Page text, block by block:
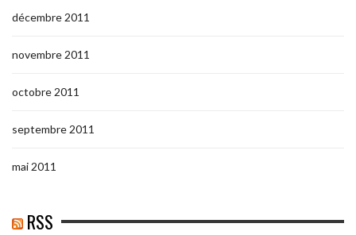
décembre 2011
novembre 2011
octobre 2011
septembre 2011
mai 2011
RSS